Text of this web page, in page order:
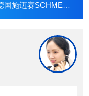
带线传感器